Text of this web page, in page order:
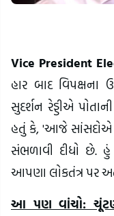
Vice President
હાર બાદ વિપક્ષના
સુદર્શન રેડ્ડીએ
હતું કે, 'આજે સાંસદોએ
સંભળાવી દીધો છે.
આપણા લોકતંત્ર પર
આ પણ વાંચો: ચૂંટણી